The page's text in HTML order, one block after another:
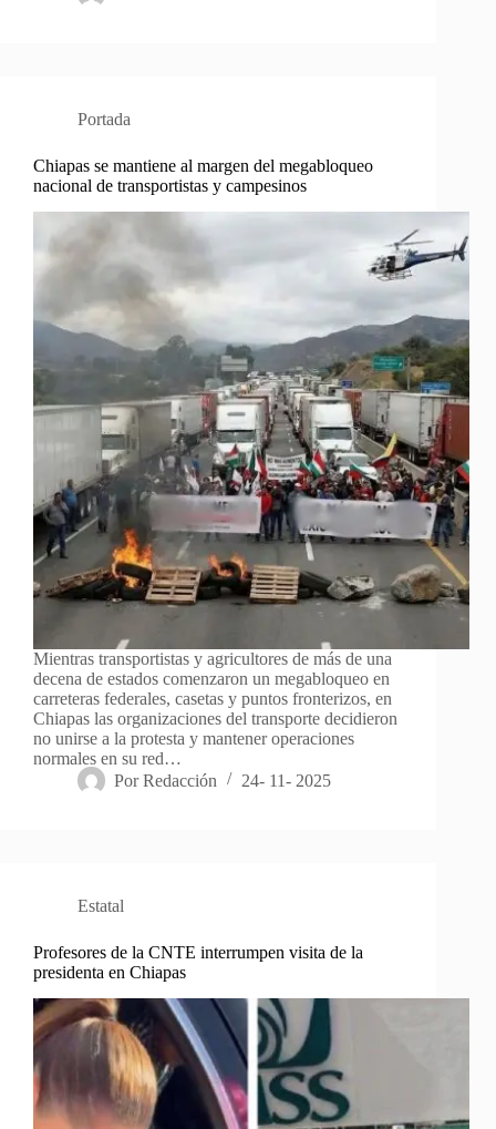
Portada
Chiapas se mantiene al margen del megabloqueo
nacional de transportistas y campesinos
Mientras transportistas y agricultores de más de una
decena de estados comenzaron un megabloqueo en
carreteras federales, casetas y puntos fronterizos, en
Chiapas las organizaciones del transporte decidieron
no unirse a la protesta y mantener operaciones
normales en su red…
Por Redacción 24- 11- 2025
Estatal
Profesores de la CNTE interrumpen visita de la
presidenta en Chiapas